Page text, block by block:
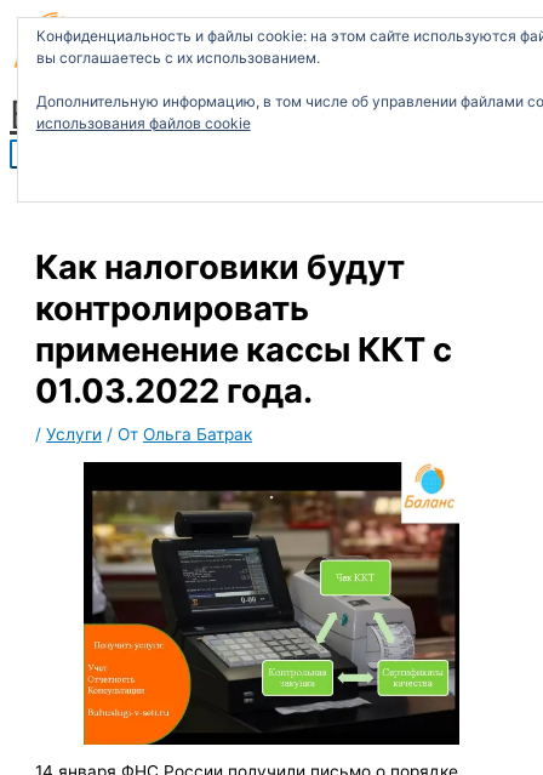
Перейти
содержимому
Бухгалтерские услуги
меню
Как налоговики будут
контролировать
применение кассы ККТ с
01.03.2022 года.
/Услуги / ОтОльга Батрак
14 января ФНС России получили письмо о порядке
e
l
e
g
a
m
П
о
с
Конфиденциальность и файлы cookie: на этом сайте используются
вы соглашаетесь с их использованием.
Дополнительную информацию, в том числе об управлении файлами
использования файлов cookie